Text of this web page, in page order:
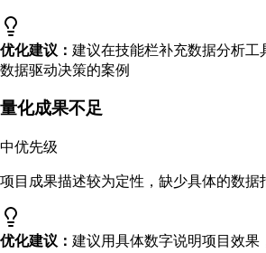
优化建议： 建议在技能栏补充数据分析工
数据驱动决策的案例
量化成果不足
中优先级
项目成果描述较为定性，缺少具体的数据
优化建议： 建议用具体数字说明项目效果